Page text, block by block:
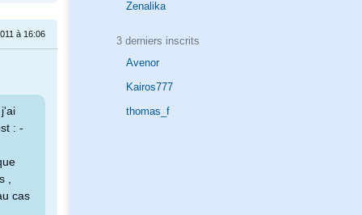
Zenalika
3 derniers inscrits
Avenor
Kairos777
thomas_f
à 16:06
: -
,
cas